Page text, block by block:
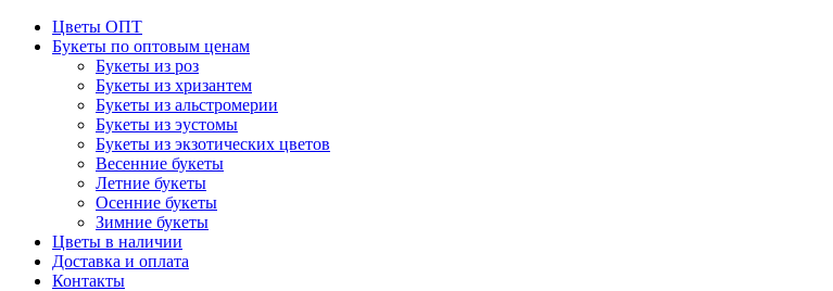
Цветы ОПТ
Букеты по оптовым ценам
Букеты из роз
Букеты из хризантем
Букеты из альстромерии
Букеты из эустомы
Букеты из экзотических цветов
Весенние букеты
Летние букеты
Осенние букеты
Зимние букеты
Цветы в наличии
Доставка и оплата
Контакты